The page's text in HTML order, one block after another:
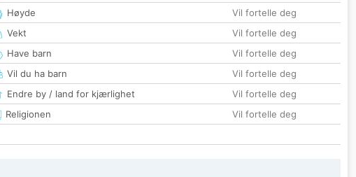
Høyde
Vil fortelle deg
Vekt
Vil fortelle deg
Have barn
Vil fortelle deg
Vil du ha barn
Vil fortelle deg
Endre by / land for kjærlighet
Vil fortelle deg
Religionen
Vil fortelle deg